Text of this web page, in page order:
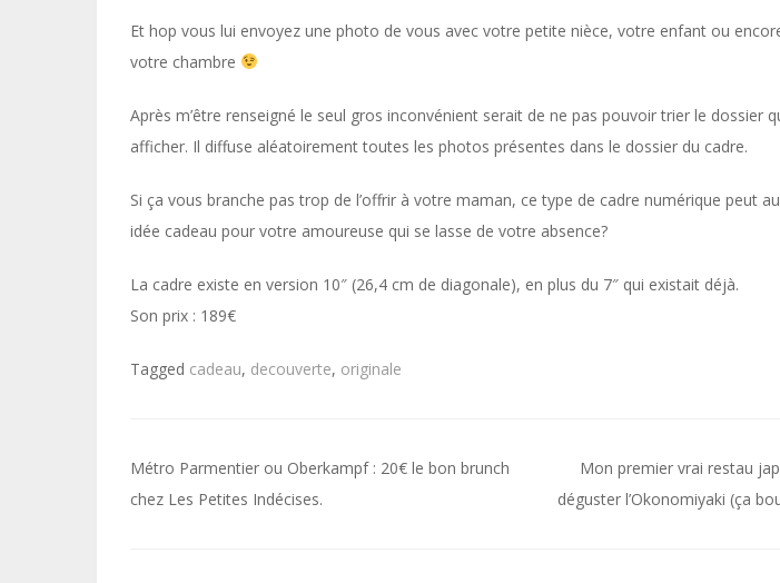
Et hop vous lui envoyez une photo de vous avec votre petite nièce, votre enfant ou
votre chambre
Après m’être renseigné le seul gros inconvénient serait de ne pas pouvoir trier le dossier
afficher. Il diffuse aléatoirement toutes les photos présentes dans le dossier du cadre.
Si ça vous branche pas trop de l’offrir à votre maman, ce type de cadre numérique peut
idée cadeau pour votre amoureuse qui se lasse de votre absence?
La cadre existe en version 10″ (26,4 cm de diagonale), en plus du 7″ qui existait déjà.
Son prix : 189€
Tagged cadeau, decouverte, originale
Navigation
de
Métro Parmentier ou Oberkampf : 20€ le bon brunch
chez Les Petites Indécises.
Mon premier vrai restau
déguster l’Okonomiyaki (ça